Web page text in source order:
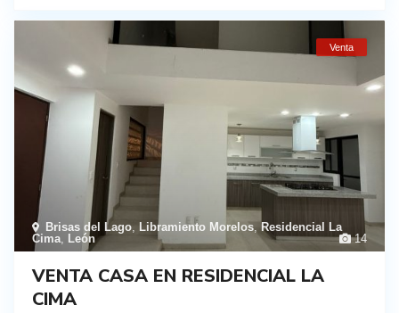
14
Brisas del Lago, Libramiento Morelos, Residencial La
Cima, León
Venta
VENTA CASA EN RESIDENCIAL LA
CIMA